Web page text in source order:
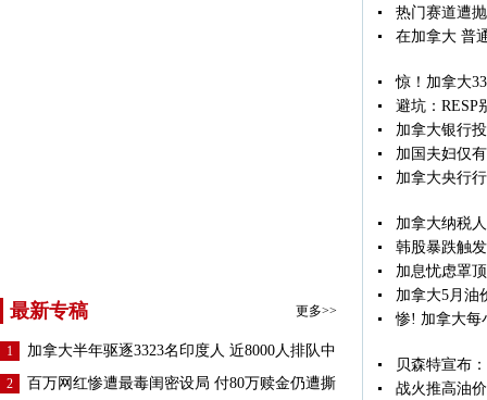
最新专稿 更多>>
1 加拿大半年驱逐3323名印度人 近8000人排队中
2 百万网红惨遭最毒闺密设局 付80万赎金仍遭撕
热门赛道遭
在加拿大 普
惊！加拿大
避坑：RESP
加拿大银行
加国夫妇仅
加拿大央行
加拿大纳税
韩股暴跌触
加息忧虑罩
加拿大5月油
惨! 加拿大每
贝森特宣布
战火推高油